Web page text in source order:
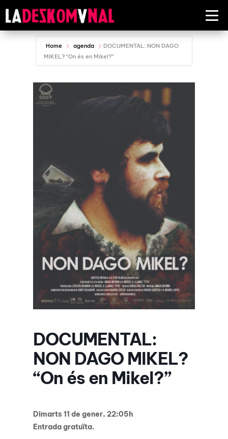
Home agenda
DOCUMENTAL: NON DAGO
MIKEL? “On és en Mikel?”
DOCUMENTAL:
NON DAGO MIKEL?
“On és en Mikel?”
Dimarts 11 de gener, 22:05h
Entrada gratuïta.